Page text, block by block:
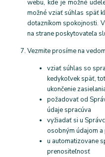
webu, kde je možné
možné vziať súhlas späť
dotazníkom spokojnosti.
na strane poskytovateľa
Vezmite prosíme na
vziať súhlas so
kedykoľvek späť,
ukončenie
požadovať od
údaje spracúva
vyžiadať si u
osobným údajom
u automatizovane
prenositeľnosť